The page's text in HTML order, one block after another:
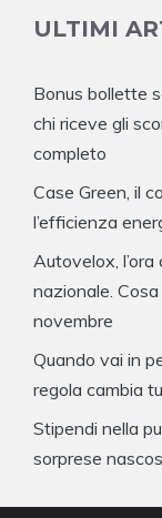
ULTIMI
Bonus bollette
chi riceve gli
completo
Case Green, il
l’efficienza
Autovelox,
nazionale.
novembre
Quando vai in
regola cambia
Stipendi nella
sorprese